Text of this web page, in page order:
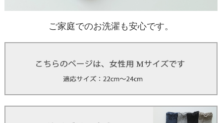
ご家庭でのお洗濯も安心です。